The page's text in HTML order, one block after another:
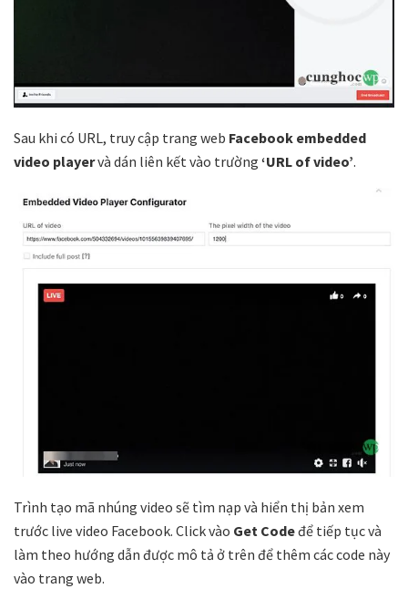
Sau khi có URL, truy cập trang web Facebook embedded
video playervà dán liên kết vào trường ‘URL of video’.
Trình tạo mã nhúng video sẽ tìm nạp và hiển thị bản xem
trước live video Facebook. Click vào Get Codeđể tiếp tục và
làm theo hướng dẫn được mô tả ở trên để thêm các code này
vào trang web.